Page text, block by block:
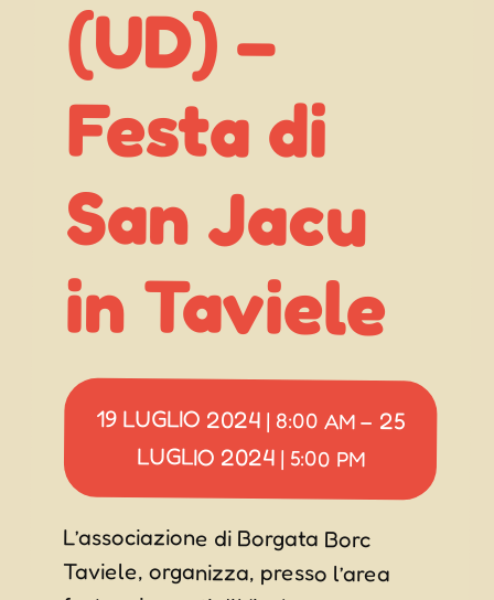
(UD) –
in Taviele
19 LUGLIO 2024 | 8:00 AM – 25
LUGLIO 2024 | 5:00 PM
L’associazione di Borgata Borc
Taviele, organizza, presso l’area
festeggiamenti di Via Armentaressa,
la 21^ edizione della Festa di San
Jacu. Tante le specialità culinarie e i
ricchi chioschi che proporranno
Cjalsons, gnocchi con ricotta e
spinaci, orata al cartoccio, frico
friabile, frico di patate, verdure alla
griglia, carni alla griglia, patate fritte
e molto altro. Inoltre ci saranno delle
speciali serate con menù a tema,
come quella dedicata agli arrosticini
abbruzzesi o quella dedicata alla